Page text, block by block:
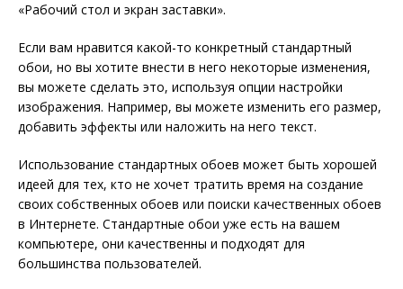
«Рабочий стол и экран заставки».
Если вам нравится какой-то конкретный стандартный
обои, но вы хотите внести в него некоторые изменения,
вы можете сделать это, используя опции настройки
изображения. Например, вы можете изменить его размер,
добавить эффекты или наложить на него текст.
Использование стандартных обоев может быть хорошей
идеей для тех, кто не хочет тратить время на создание
своих собственных обоев или поиски качественных обоев
в Интернете. Стандартные обои уже есть на вашем
компьютере, они качественны и подходят для
большинства пользователей.